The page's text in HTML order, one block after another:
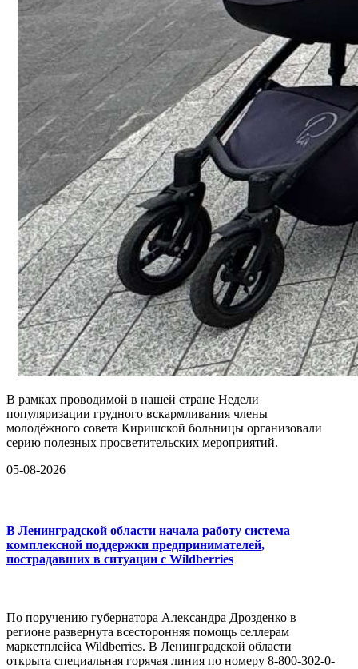
В рамках проводимой в нашей стране Недели
популяризации грудного вскармливания члены
молодёжного совета Киришской больницы организовали
серию полезных просветительских мероприятий.
05-08-2026
В Ленинградской области начала работу система
комплексной поддержки предпринимателей,
пострадавших в ситуации с Wildberries
По поручению губернатора Александра Дрозденко в
регионе развернута всесторонняя помощь селлерам
маркетплейса Wildberries. В Ленинградской области
открыта специальная горячая линия по номеру 8-800-302-0-